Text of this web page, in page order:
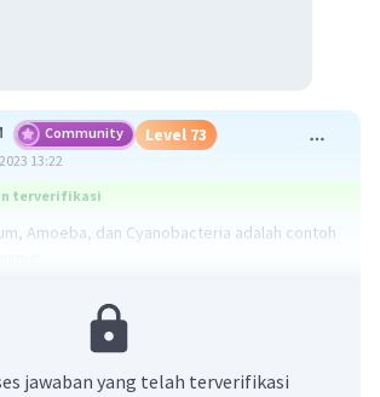
Community Level 73
13:22
terverifikasi
Amoeba, dan Cyanobacteria adalah contoh
uniseluler terdiri hanya dari satu sel tunggal,
organisme multiseluler terdiri dari banyak
jawaban yang telah terverifikasi